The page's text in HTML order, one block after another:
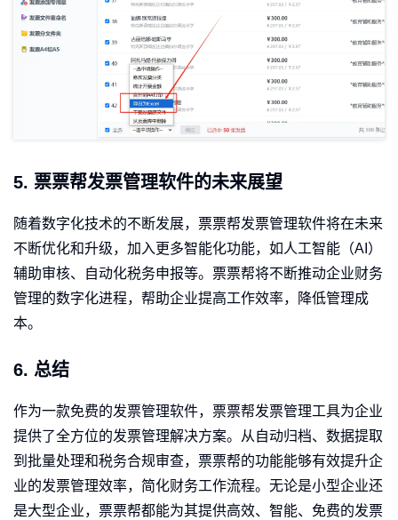
5. 票票帮发票管理软件的未来展望
随着数字化技术的不断发展，票票帮发票管理软件将在未来
不断优化和升级，加入更多智能化功能，如人工智能（AI）
辅助审核、自动化税务申报等。票票帮将不断推动企业财务
管理的数字化进程，帮助企业提高工作效率，降低管理成
本。
6. 总结
作为一款免费的发票管理软件，票票帮发票管理工具为企业
提供了全方位的发票管理解决方案。从自动归档、数据提取
到批量处理和税务合规审查，票票帮的功能能够有效提升企
业的发票管理效率，简化财务工作流程。无论是小型企业还
是大型企业，票票帮都能为其提供高效、智能、免费的发票